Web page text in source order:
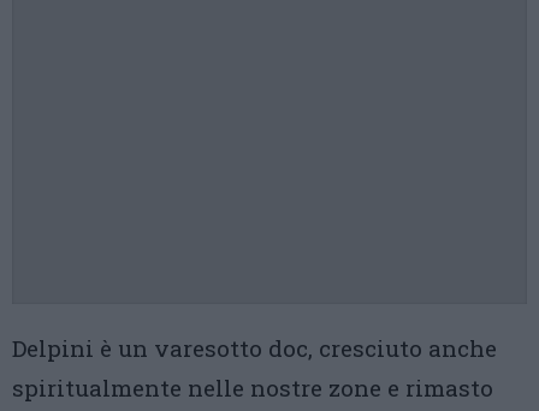
Delpini è un varesotto doc, cresciuto anche
spiritualmente nelle nostre zone e rimasto